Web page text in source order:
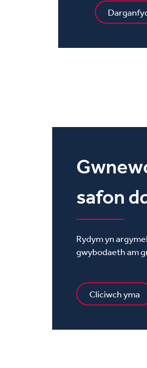
safon
Rydym yn
gwybodaeth am
Cliciwch yma